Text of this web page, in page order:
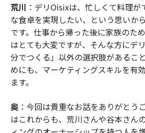
荒川 ：デリOisixは、忙しくて料理
な食卓を実現したい、という思いか
です。仕事から帰った後に家族のた
はとても大変ですが、そんな方にデ
分でつくる」以外の選択肢があるこ
めにも、マーケティングスキルを有
ます。
奥：今回は貴重なお話をありがとう
はこれからも、荒川さんや谷本さん